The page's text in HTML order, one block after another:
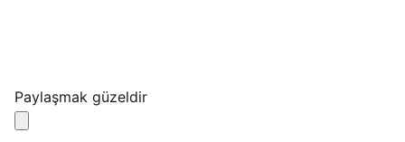
Paylaşmak güzeldir